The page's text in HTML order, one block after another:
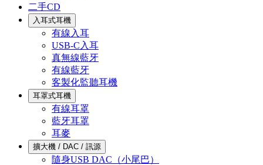
二手CD
入耳式耳機
有線入耳
USB-C入耳
真無線藍牙
有線藍牙
客製化監聽耳機
耳罩式耳機
有線耳罩
藍牙耳罩
耳麥
擴大機 / DAC / 訊源
隨身USB DAC（小尾巴）